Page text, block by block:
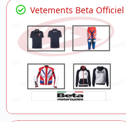
Vetements Beta Officiel